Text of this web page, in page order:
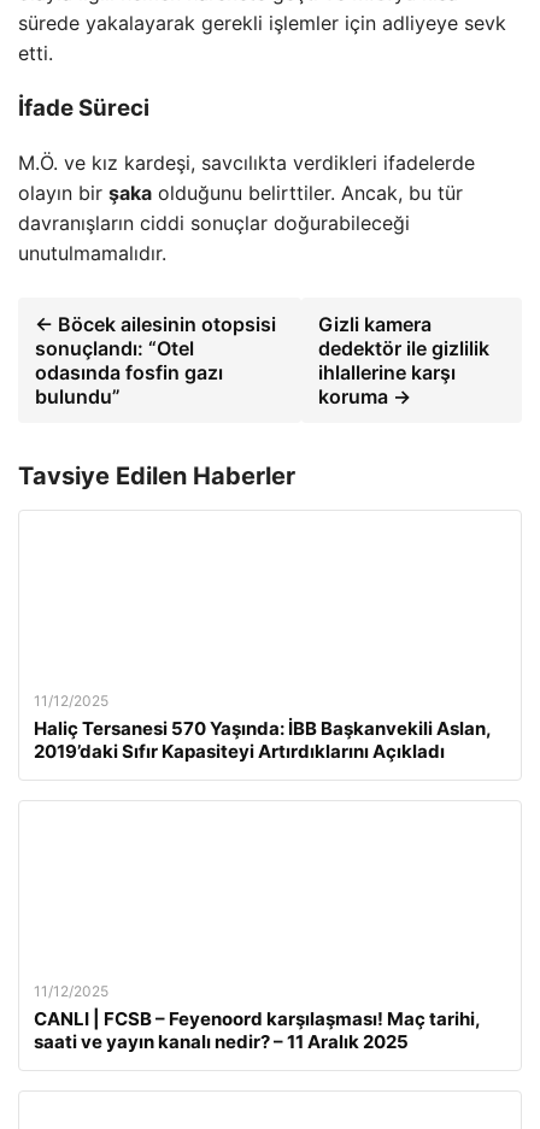
sürede yakalayarak gerekli işlemler için adliyeye sevk
etti.
İfade Süreci
M.Ö. ve kız kardeşi, savcılıkta verdikleri ifadelerde
olayın bir şaka olduğunu belirttiler. Ancak, bu tür
davranışların ciddi sonuçlar doğurabileceği
unutulmamalıdır.
← Böcek ailesinin otopsisi
sonuçlandı: “Otel
odasında fosfin gazı
bulundu”
Gizli kamera
dedektör ile gizlilik
ihlallerine karşı
koruma →
Tavsiye Edilen Haberler
11/12/2025
Haliç Tersanesi 570 Yaşında: İBB Başkanvekili Aslan,
2019’daki Sıfır Kapasiteyi Artırdıklarını Açıkladı
11/12/2025
CANLI | FCSB – Feyenoord karşılaşması! Maç tarihi,
saati ve yayın kanalı nedir? – 11 Aralık 2025